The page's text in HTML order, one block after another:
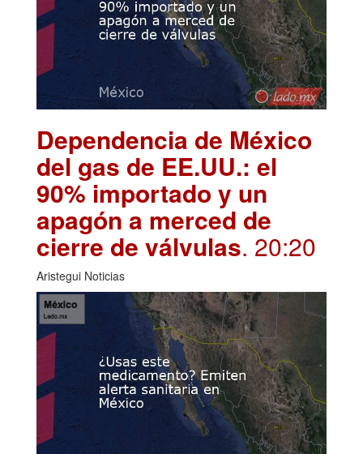
Dependencia de México
del gas de EE.UU.: el
90% importado y un
apagón a merced de
cierre de válvulas. 20:20
Aristegui Noticias